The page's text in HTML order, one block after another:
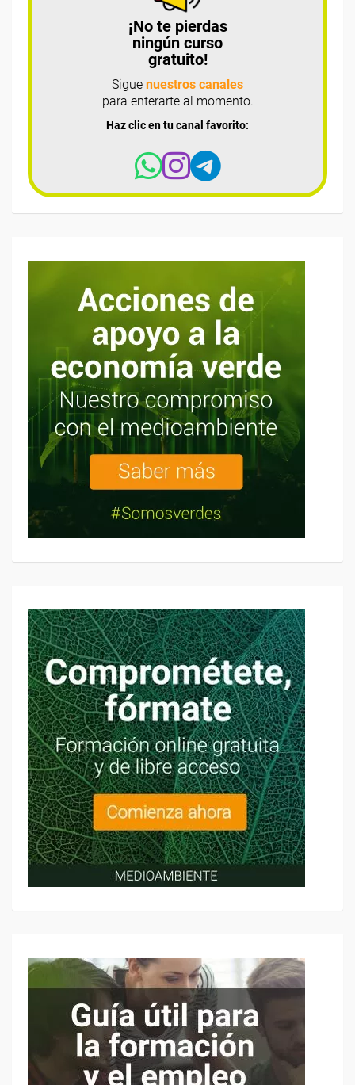
¡No te pierdas
ningún curso
gratuito!
Sigue nuestros canales
para enterarte al momento.
Haz clic en tu canal favorito: